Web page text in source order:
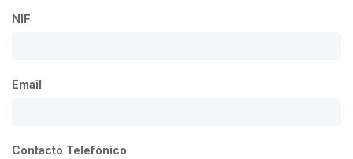
NIF
Email
Contacto Telefónico